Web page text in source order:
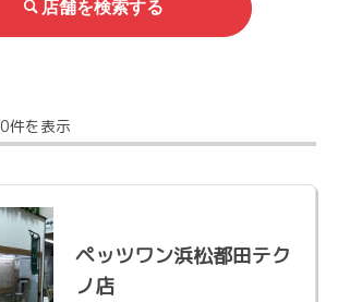
を表示
ペッツワン浜松都田テク
ノ店